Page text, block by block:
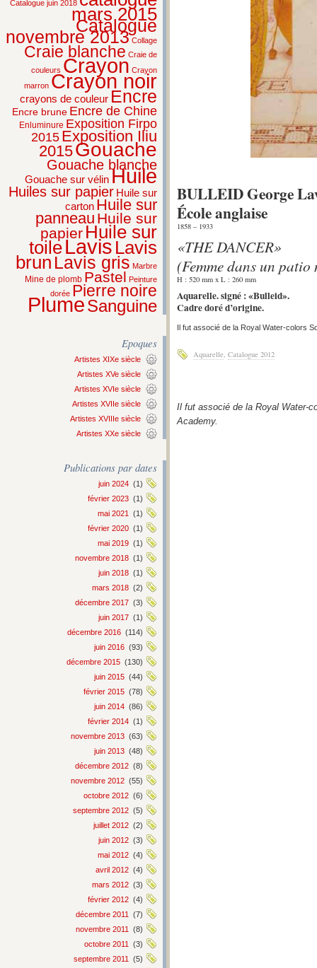
Catalogue juin 2018
mars 2015
Catalogue
novembre 2013 Collage
Craie blanche Craie de
couleurs Crayon Crayon
marron Crayon noir
crayons de couleur Encre
Encre brune Encre de Chine
Enluminure Exposition Firpo
2015 Exposition Iliu
2015Gouache
Gouache blanche
Gouache sur vélinHuile
Huiles sur papier Huile sur
carton Huile sur
panneau Huile sur
papier Huile sur
toileLavis Lavis
brun Lavis gris Marbre
Mine de plomb Pastel Peinture
dorée Pierre noire
PlumeSanguine
Epoques
Artistes XIXe siècle
Artistes XVe siècle
Artistes XVIe siècle
Artistes XVIIe siècle
Artistes XVIIIe siècle
Artistes XXe siècle
Publications par dates
juin 2024 (1)
février 2023 (1)
mai 2021
(1)
février 2020 (1)
mai 2019 (1)
novembre 2018 (1)
juin 2018 (1)
mars 2018 (2)
décembre 2017 (3)
juin 2017 (1)
décembre 2016 (114)
juin 2016 (93)
décembre 2015 (130)
juin 2015 (44)
février 2015 (78)
juin 2014 (86)
février 2014 (1)
novembre 2013 (63)
juin 2013 (48)
décembre 2012 (8)
novembre 2012 (55)
octobre 2012 (6)
septembre 2012 (5)
juillet 2012 (2)
juin 2012 (3)
mai 2012 (4)
avril 2012 (4)
mars 2012 (3)
février 2012 (4)
décembre 2011
(7)
novembre 2011
(8)
octobre 2011
(3)
septembre 2011
(5)
BULLEID George
École anglaise
1858 – 1933
«THE DANCER»
(Femme dans un patio
H : 520 mm x L : 260 mm
Aquarelle. signé : «Bulleid».
Cadre doré d’origine.
Il fut associé de la Royal Water-colors
Aquarelle Catalogue 2012
Il fut associé de la Royal Water-
Academy.